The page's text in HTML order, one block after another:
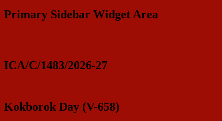
Primary Sidebar Widget Area
ICA/C/1483/2026-27
Kokborok Day (V-658)